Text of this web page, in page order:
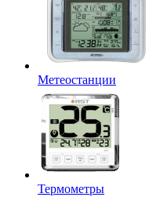
Метеостанции
Термометры